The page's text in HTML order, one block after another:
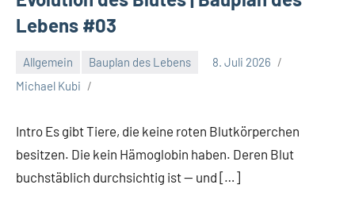
Lebens #03
Allgemein Bauplan des Lebens
8. Juli 2026
Michael Kubi
Intro Es gibt Tiere, die keine roten Blutkörperchen
besitzen. Die kein Hämoglobin haben. Deren Blut
buchstäblich durchsichtig ist — und […]